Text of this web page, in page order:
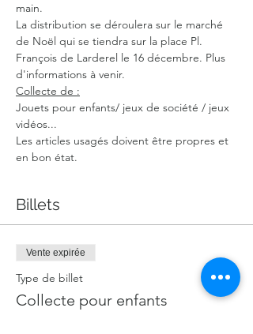
main.
La distribution se déroulera sur le marché
de Noël qui se tiendra sur la place Pl.
François de Larderel le 16 décembre. Plus
d'informations à venir.
Collecte de :
Jouets pour enfants/ jeux de société / jeux
vidéos...
Les articles usagés doivent être propres et
en bon état.
Billets
Vente expirée
Type de billet
Collecte pour enfants